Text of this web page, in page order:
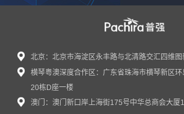
感谢信｜普强蒲瑶女士受邀出席第四
近日，普强收到来自中国国际商会的感谢信，对普强C...
北京：北京市海淀区永丰路与北清路交汇四维
横琴粤澳深度合作区：广东省珠海市横琴新区
20栋D座一楼
澳门：澳门新口岸上海街175号中华总商会大厦